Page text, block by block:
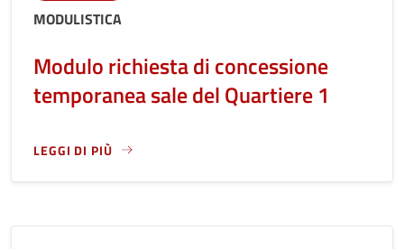
MODULISTICA
Modulo richiesta di concessione
temporanea sale del Quartiere 1
LEGGI DI PIÙ
LEGGI ANCORA RIGUARDO A: MODULO RICHIESTA DI